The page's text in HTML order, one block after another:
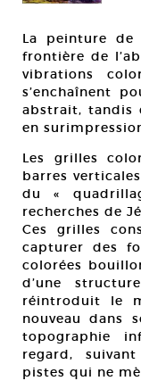
La peinture
frontière de
vibrations
s’enchaînent
abstrait, tandis
en
Les grilles
barres
du «
recherches de
Ces grilles
capturer des
colorées
d’une
réintroduit le
nouveau dans
topographie
regard,
pistes qui ne